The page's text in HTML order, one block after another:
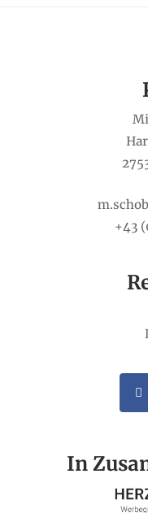
+43
In